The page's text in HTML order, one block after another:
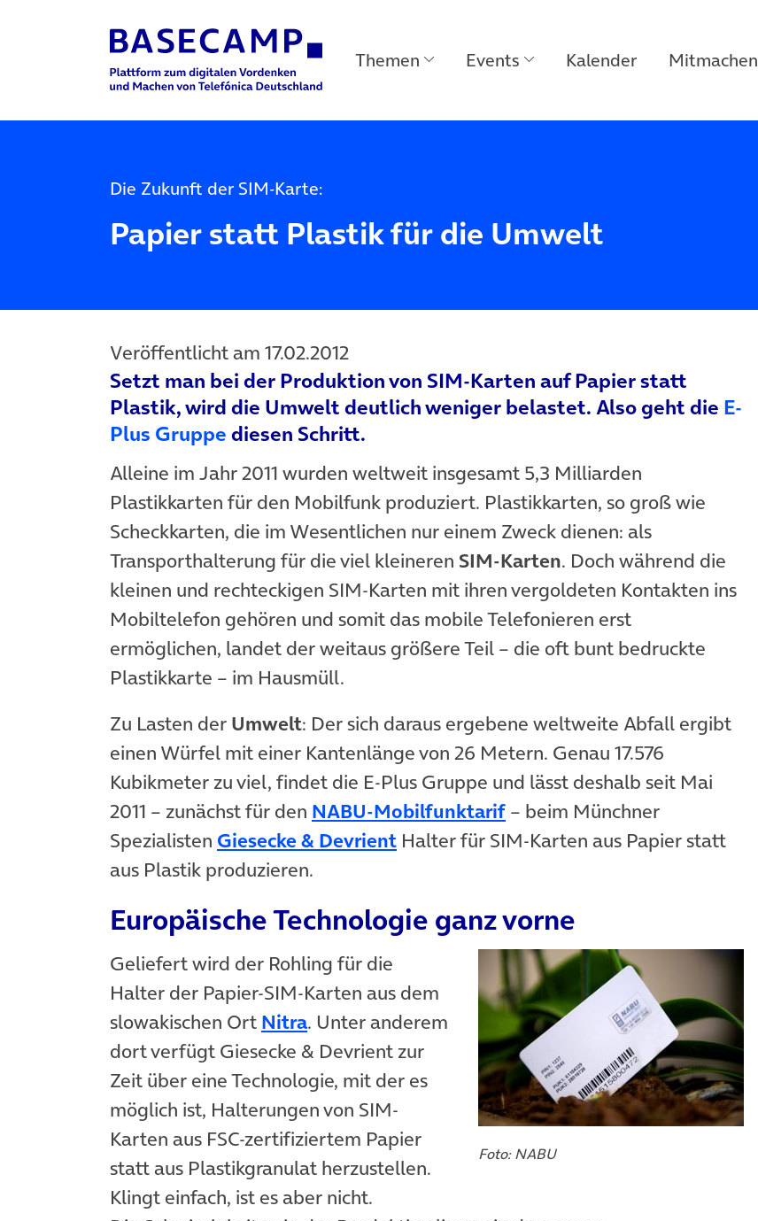
Main Navigation Themen Events Kalender Mitmachen
Die Zukunft der SIM-Karte:
Papier statt Plastik für die Umwelt
Veröffentlicht am 17.02.2012
Setzt man bei der Produktion von SIM-Karten auf Papier statt
Plastik, wird die Umwelt deutlich weniger belastet. Also geht die E-
Plus Gruppe(öffnet in neuem Tab)
diesen Schritt.
Alleine im Jahr 2011 wurden weltweit insgesamt 5,3 Milliarden
Plastikkarten für den Mobilfunk produziert. Plastikkarten, so groß wie
Scheckkarten, die im Wesentlichen nur einem Zweck dienen: als
Transporthalterung für die viel kleineren SIM-Karten. Doch während die
kleinen und rechteckigen SIM-Karten mit ihren vergoldeten Kontakten ins
Mobiltelefon gehören und somit das mobile Telefonieren erst
ermöglichen, landet der weitaus größere Teil – die oft bunt bedruckte
Plastikkarte – im Hausmüll.
Zu Lasten der Umwelt: Der sich daraus ergebene weltweite Abfall ergibt
einen Würfel mit einer Kantenlänge von 26 Metern. Genau 17.576
Kubikmeter zu viel, findet die E-Plus Gruppe und lässt deshalb seit Mai
2011 – zunächst für den NABU-Mobilfunktarif(öffnet in neuem Tab)
– beim Münchner
Spezialisten Giesecke & Devrient Halter für SIM-Karten aus Papier statt
aus Plastik produzieren.
Europäische Technologie ganz vorne
Foto: NABU
Geliefert wird der Rohling für die
Halter der Papier-SIM-Karten aus dem
slowakischen Ort Nitra(öffnet in neuem Tab)
. Unter anderem
dort verfügt Giesecke & Devrient zur
Zeit über eine Technologie, mit der es
möglich ist, Halterungen von SIM-
Karten aus FSC-zertifiziertem Papier
statt aus Plastikgranulat herzustellen.
Klingt einfach, ist es aber nicht.